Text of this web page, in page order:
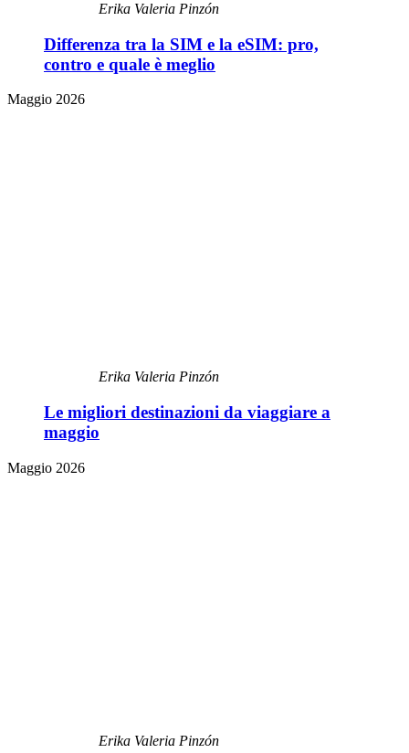
Erika Valeria Pinzón
Differenza tra la SIM e la eSIM: pro,
contro e quale è meglio
Maggio 2026
Erika Valeria Pinzón
Le migliori destinazioni da viaggiare a
maggio
Maggio 2026
Erika Valeria Pinzón